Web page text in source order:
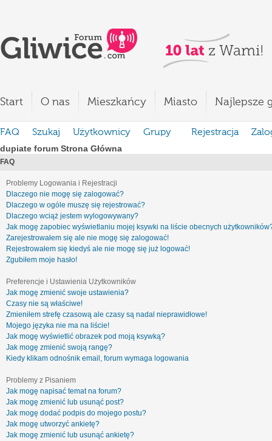
Start O nas Mieszkańcy Miasto Najlepsze
FAQ Szukaj Użytkownicy Grupy Rejestracja
dupiate forum Strona Główna
FAQ
Problemy Logowania i Rejestracji
Dlaczego nie mogę się zalogować?
Dlaczego w ogóle muszę się rejestrować?
Dlaczego wciąż jestem wylogowywany?
Jak mogę zapobiec wyświetlaniu mojej ksywki na liście obecnych
Zarejestrowałem się ale nie mogę się zalogować!
Rejestrowałem się kiedyś ale nie mogę się już logować!
Zgubiłem moje hasło!
Preferencje i Ustawienia Użytkowników
Jak mogę zmienić swoje ustawienia?
Czasy nie są właściwe!
Zmieniłem strefę czasową ale czasy są nadal nieprawidłowe!
Mojego języka nie ma na liście!
Jak mogę wyświetlić obrazek pod moją ksywką?
Jak mogę zmienić swoją rangę?
Kiedy klikam odnośnik email, forum wymaga logowania
Problemy z Pisaniem
Jak mogę napisać temat na forum?
Jak mogę zmienić lub usunąć post?
Jak mogę dodać podpis do mojego postu?
Jak mogę utworzyć ankietę?
Jak mogę zmienić lub usunąć ankietę?